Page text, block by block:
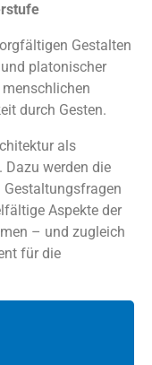
Gestalten
platonischer
durch Gesten.
als
Dazu werden die
Gestaltungsfragen
Aspekte der
– und zugleich
für die